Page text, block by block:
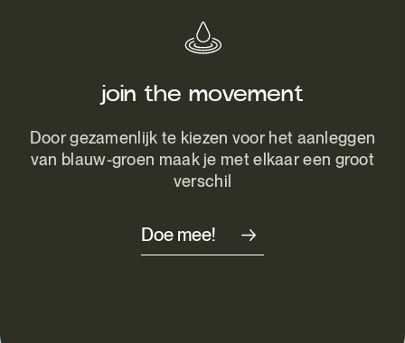
join the movement
Door gezamenlijk te kiezen voor het aanleggen
van blauw-groen maak je met elkaar een groot
verschil
Doe mee!